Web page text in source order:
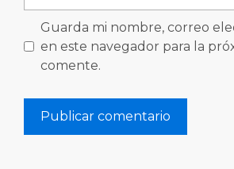
Guarda mi nombre, correo
en este navegador para la
comente.